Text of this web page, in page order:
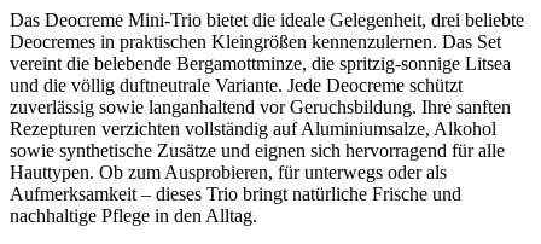
Das Deocreme Mini-Trio bietet die ideale Gelegenheit, drei beliebte
Deocremes in praktischen Kleingrößen kennenzulernen. Das Set
vereint die belebende Bergamottminze, die spritzig-sonnige Litsea
und die völlig duftneutrale Variante. Jede Deocreme schützt
zuverlässig sowie langanhaltend vor Geruchsbildung. Ihre sanften
Rezepturen verzichten vollständig auf Aluminiumsalze, Alkohol
sowie synthetische Zusätze und eignen sich hervorragend für alle
Hauttypen. Ob zum Ausprobieren, für unterwegs oder als
Aufmerksamkeit – dieses Trio bringt natürliche Frische und
nachhaltige Pflege in den Alltag.